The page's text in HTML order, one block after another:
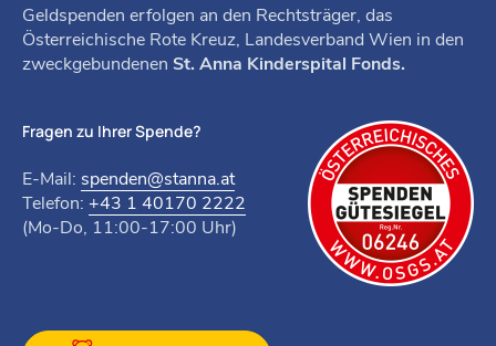
Geldspenden erfolgen an den Rechtsträger, das
Österreichische Rote Kreuz, Landesverband Wien in den
zweckgebundenen St. Anna Kinderspital Fonds.
Fragen zu Ihrer Spende?
E-Mail: spenden@stanna.at
Telefon: +43 1 40170 2222
(Mo-Do, 11:00-17:00 Uhr)